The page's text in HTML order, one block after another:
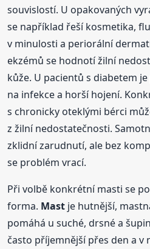
souvislostí. U opakovaných
se například řeší kosmetika,
v minulosti a periorální
ekzémů se hodnotí žilní
kůže. U pacientů s diabetem
na infekce a horší hojení.
s chronicky oteklými bérci
z žilní nedostatečnosti.
zklidní zarudnutí, ale bez
se problém vrací.
Při volbě konkrétní masti se
forma. Mast je hutnější,
pomáhá u suché, drsné a
často příjemnější přes den a v